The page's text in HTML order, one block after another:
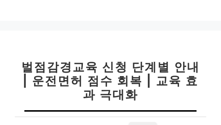
벌점감경교육 신청 단계별 안내
| 운전면허 점수 회복 | 교육 효
과 극대화